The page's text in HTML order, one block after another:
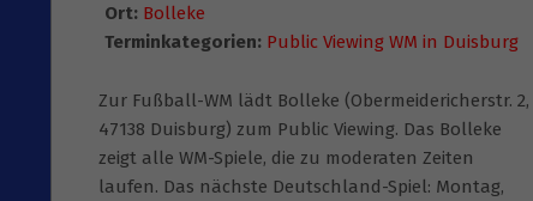
Ort: Bolleke
Terminkategorien: Public Viewing WM in Duisburg
Zur Fußball-WM lädt Bolleke (Obermeidericherstr. 2,
47138 Duisburg) zum Public Viewing. Das Bolleke
zeigt alle WM-Spiele, die zu moderaten Zeiten
laufen. Das nächste Deutschland-Spiel: Montag,